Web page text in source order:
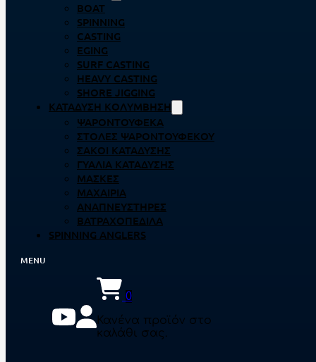
BOAT
SPINNING
CASTING
EGING
SURF CASTING
HEAVY CASTING
SHORE JIGGING
ΚΑΤΆΔΥΣΗ ΚΟΛΎΜΒΗΣΗ
ΨΑΡΟΝΤΟΎΦΕΚΑ
ΣΤΟΛΈΣ ΨΑΡΟΝΤΟΎΦΕΚΟΥ
ΣΆΚΟΙ ΚΑΤΆΔΥΣΗΣ
ΓΥΑΛΙΆ ΚΑΤΆΔΥΣΗΣ
ΜΆΣΚΕΣ
ΜΑΧΑΊΡΙΑ
ΑΝΑΠΝΕΥΣΤΉΡΕΣ
ΒΑΤΡΑΧΟΠΈΔΙΛΑ
SPINNING ANGLERS
0
Κανένα προϊόν στο
καλάθι σας.